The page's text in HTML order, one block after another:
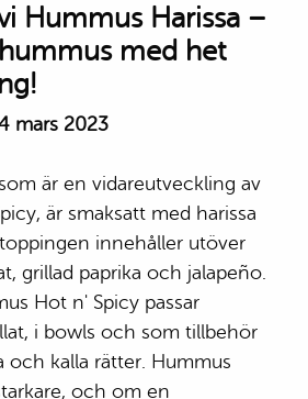
Hummus Harissa –
med het
mars 2023
är en vidareutveckling av
är smaksatt med harissa
innehåller utöver
grillad paprika och jalapeño.
Hot n' Spicy passar
i bowls och som tillbehör
och kalla rätter. Hummus
och om en